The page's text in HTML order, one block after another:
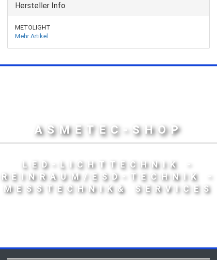
Hersteller Info
METOLIGHT
Mehr Artikel
ASMETEC-SHOP
LED-LICHTTECHNIK -
REINRAUM/ESD-TECHNIK -
MESSTECHNIK& SERVICES